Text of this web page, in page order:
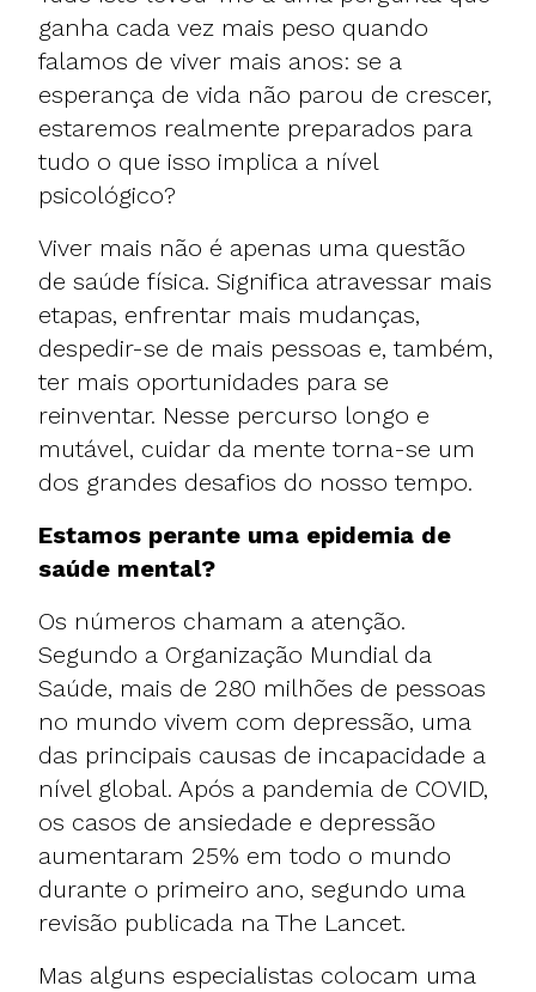
ganha cada vez mais peso quando
falamos de viver mais anos: se a
esperança de vida não parou de crescer,
estaremos realmente preparados para
tudo o que isso implica a nível
psicológico?
Viver mais não é apenas uma questão
de saúde física. Significa atravessar mais
etapas, enfrentar mais mudanças,
despedir-se de mais pessoas e, também,
ter mais oportunidades para se
reinventar. Nesse percurso longo e
mutável, cuidar da mente torna-se um
dos grandes desafios do nosso tempo.
Estamos perante uma epidemia de
saúde mental?
Os números chamam a atenção.
Segundo a Organização Mundial da
Saúde, mais de 280 milhões de pessoas
no mundo vivem com depressão, uma
das principais causas de incapacidade a
nível global. Após a pandemia de COVID,
os casos de ansiedade e depressão
aumentaram 25% em todo o mundo
durante o primeiro ano, segundo uma
revisão publicada na The Lancet.
Mas alguns especialistas colocam uma